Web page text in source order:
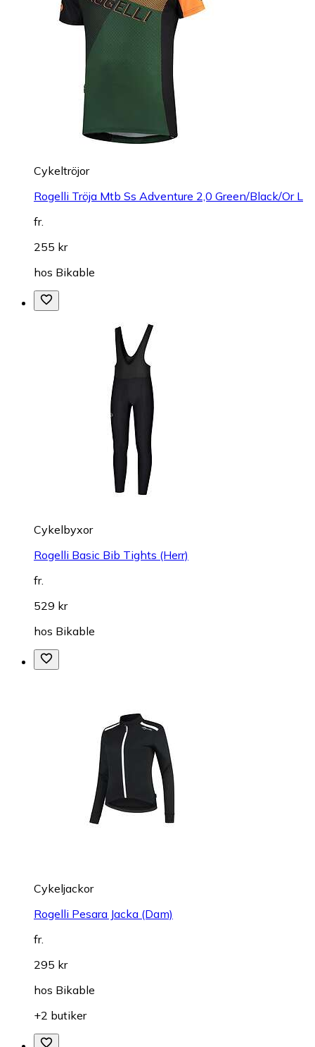
Cykeltröjor
Rogelli Tröja Mtb Ss Adventure 2,0 Green/Black/Or L
fr.
255 kr
hos Bikable
Cykelbyxor
Rogelli Basic Bib Tights (Herr)
fr.
529 kr
hos Bikable
Cykeljackor
Rogelli Pesara Jacka (Dam)
fr.
295 kr
hos Bikable
+2 butiker